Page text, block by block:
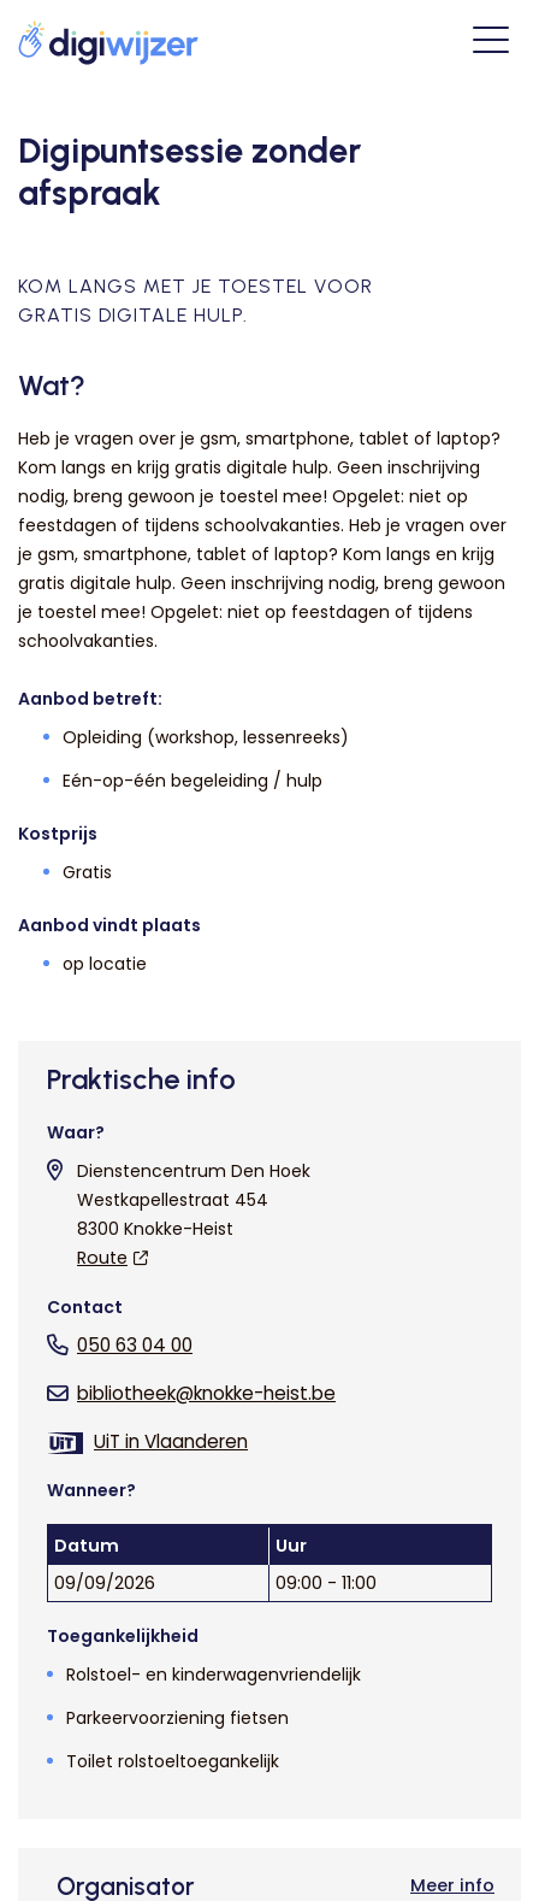
Digipuntsessie zonder
afspraak
KOM LANGS MET JE TOESTEL VOOR
GRATIS DIGITALE HULP.
Wat?
Heb je vragen over je gsm, smartphone, tablet of laptop?
Kom langs en krijg gratis digitale hulp. Geen inschrijving
nodig, breng gewoon je toestel mee! Opgelet: niet op
feestdagen of tijdens schoolvakanties. Heb je vragen over
je gsm, smartphone, tablet of laptop? Kom langs en krijg
gratis digitale hulp. Geen inschrijving nodig, breng gewoon
je toestel mee! Opgelet: niet op feestdagen of tijdens
schoolvakanties.
Aanbod betreft:
Opleiding (workshop, lessenreeks)
Eén-op-één begeleiding / hulp
Kostprijs
Gratis
Aanbod vindt plaats
op locatie
Praktische info
Waar?
Dienstencentrum Den Hoek
Westkapellestraat 454
8300 Knokke-Heist
Route
Contact
050 63 04 00
bibliotheek@knokke-heist.be
UiT in Vlaanderen
Wanneer?
Datum
Uur
09/09/2026
09:00 - 11:00
Toegankelijkheid
Rolstoel- en kinderwagenvriendelijk
Parkeervoorziening fietsen
Toilet rolstoeltoegankelijk
Organisator Meer info